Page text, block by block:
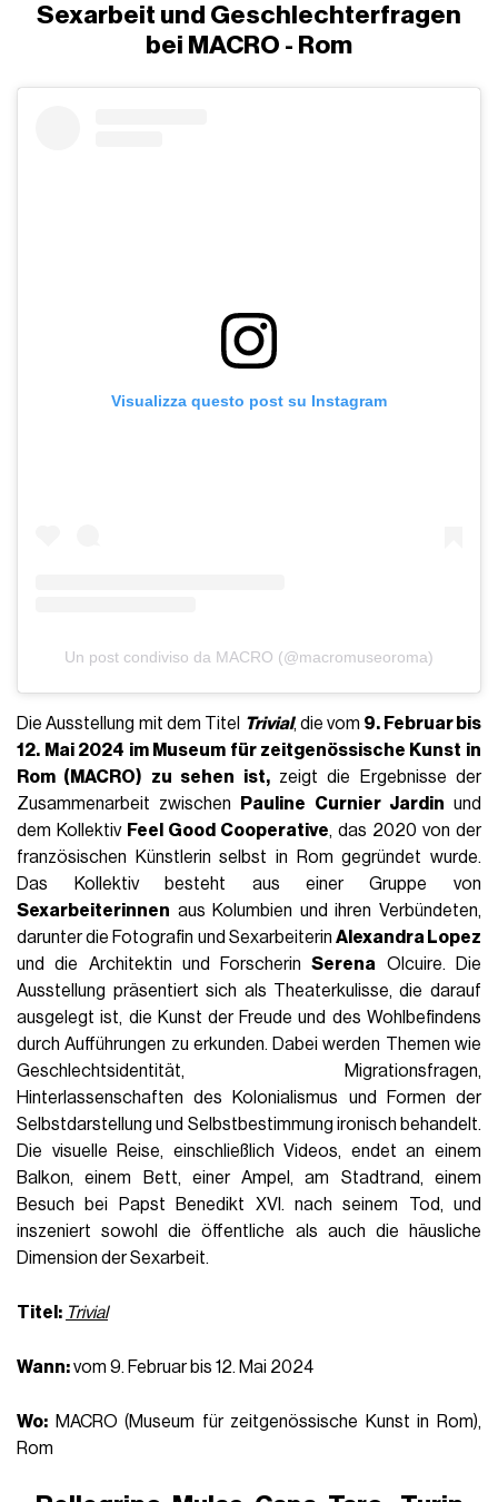
Sexarbeit und Geschlechterfragen
bei MACRO - Rom
Visualizza questo post su Instagram
Un post condiviso da MACRO (@macromuseoroma)
Die Ausstellung mit dem Titel Trivial, die vom 9. Februar bis
12. Mai 2024 im Museum für zeitgenössische Kunst in
Rom (MACRO) zu sehen ist,zeigt die Ergebnisse der
Zusammenarbeit zwischen
Pauline Curnier Jardin und
dem Kollektiv Feel Good Cooperative, das 2020 von der
französischen Künstlerin selbst in Rom gegründet wurde.
Das Kollektiv besteht aus einer Gruppe von
Sexarbeiterinnen aus Kolumbien und ihren Verbündeten,
darunter die Fotografin und Sexarbeiterin Alexandra Lopez
und die Architektin und ForscherinSerena Olcuire. Die
Ausstellung präsentiert sich als Theaterkulisse, die darauf
ausgelegt ist, die Kunst der Freude und des Wohlbefindens
durch Aufführungen zu erkunden. Dabei werden Themen wie
Geschlechtsidentität, Migrationsfragen,
Hinterlassenschaften des Kolonialismus und Formen der
Selbstdarstellung und Selbstbestimmung ironisch behandelt.
Die visuelle Reise, einschließlich Videos, endet an einem
Balkon, einem Bett, einer Ampel, am Stadtrand, einem
Besuch bei Papst Benedikt XVI. nach seinem Tod, und
inszeniert sowohl die öffentliche als auch die häusliche
Dimension der Sexarbeit.
Titel: Trivial
Wann:vom 9. Februar bis 12. Mai 2024
Wo: MACRO (Museum für zeitgenössische Kunst in Rom),
Rom